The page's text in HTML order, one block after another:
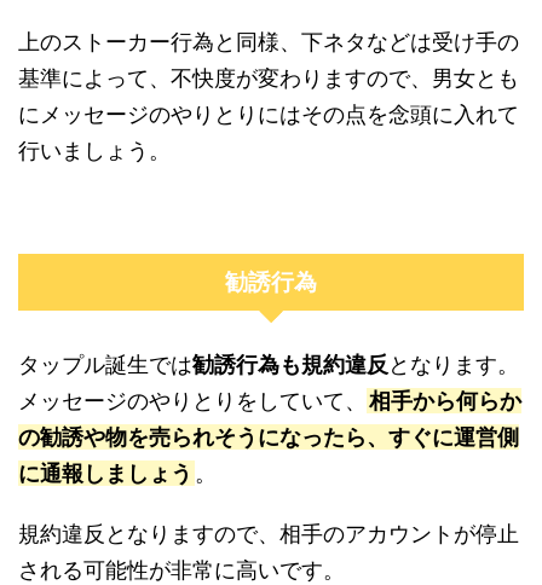
上のストーカー行為と同様、下ネタなどは受け手の
基準によって、不快度が変わりますので、男女とも
にメッセージのやりとりにはその点を念頭に入れて
行いましょう。
勧誘行為
タップル誕生では勧誘行為も規約違反となります。
メッセージのやりとりをしていて、 相手から何らか
の勧誘や物を売られそうになったら、すぐに運営側
に通報しましょう 。
規約違反となりますので、相手のアカウントが停止
される可能性が非常に高いです。